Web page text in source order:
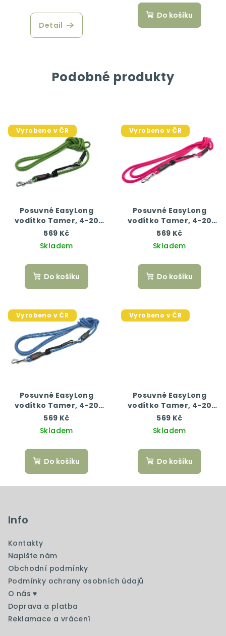
Detail
Do košíku
Podobné produkty
Vyrobeno v ČR
Posuvné EasyLong
vodítko Tamer, 4-20
kg, 400 cm, zelená/
černá
569 Kč
Skladem
Do košíku
Vyrobeno v ČR
Posuvné EasyLong
vodítko Tamer, 4-20
kg, 400 cm, růžová/
černá
569 Kč
Skladem
Do košíku
Vyrobeno v ČR
Posuvné EasyLong
vodítko Tamer, 4-20
kg, 400 cm,
světle/tmavě modrá
569 Kč
Skladem
Do košíku
Vyrobeno v ČR
Posuvné EasyLong
vodítko Tamer, 4-20
kg, 400 cm, černá/zlatá
569 Kč
Skladem
Do košíku
Info
Kontakty
Napište nám
Obchodní podmínky
Podmínky ochrany osobních údajů
O nás ♥️
Doprava a platba
Reklamace a vrácení